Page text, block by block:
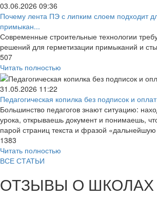
03.06.2026 09:36
Почему лента ПЭ с липким слоем подходит
примыкан...
Современные строительные технологии
решений для герметизации примыканий и
507
Читать полностью
31.05.2026 11:22
Педагогическая копилка без подписок и оплат
Большинство педагогов знают ситуацию:
урока, открываешь документ и понимаешь,
парой страниц текста и фразой
1383
Читать полностью
ВСЕ СТАТЬИ
ОТЗЫВЫ О ШКОЛАХ